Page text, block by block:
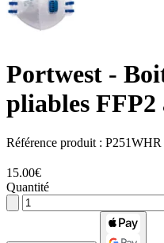
Portwest -
pliables FFP2
Référence produit : P251WHR
15.00€
Quantité